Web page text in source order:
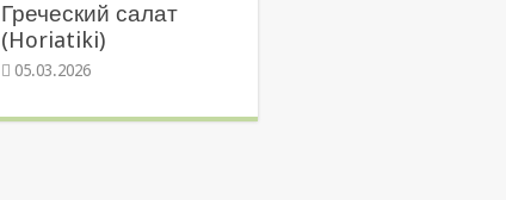
Греческий салат
(Horiatiki)
05.03.2026